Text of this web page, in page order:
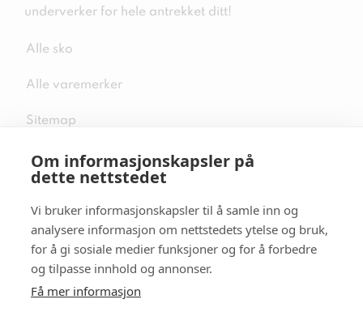
Om informasjonskapsler på
dette nettstedet
Vi bruker informasjonskapsler til å samle inn og
analysere informasjon om nettstedets ytelse og bruk,
for å gi sosiale medier funksjoner og for å forbedre
og tilpasse innhold og annonser.
Få mer informasjon
underverker for hele antrekket ditt!
Alle sko
Alle varemerker
Sitemap
Følg oss i sosiale medier